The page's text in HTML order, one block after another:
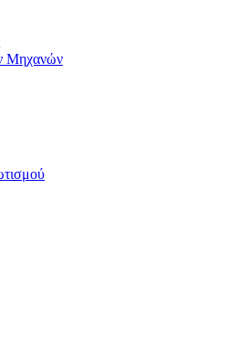
Μηχανών